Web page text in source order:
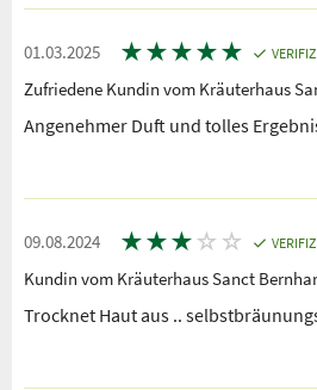
01.03.2025 ★★★★★
Zufriedene Kundin vom Kräuterhaus
Angenehmer Duft und tolles
09.08.2024 ★★★ ☆ ☆
Kundin vom Kräuterhaus Sanct
Trocknet Haut aus ..